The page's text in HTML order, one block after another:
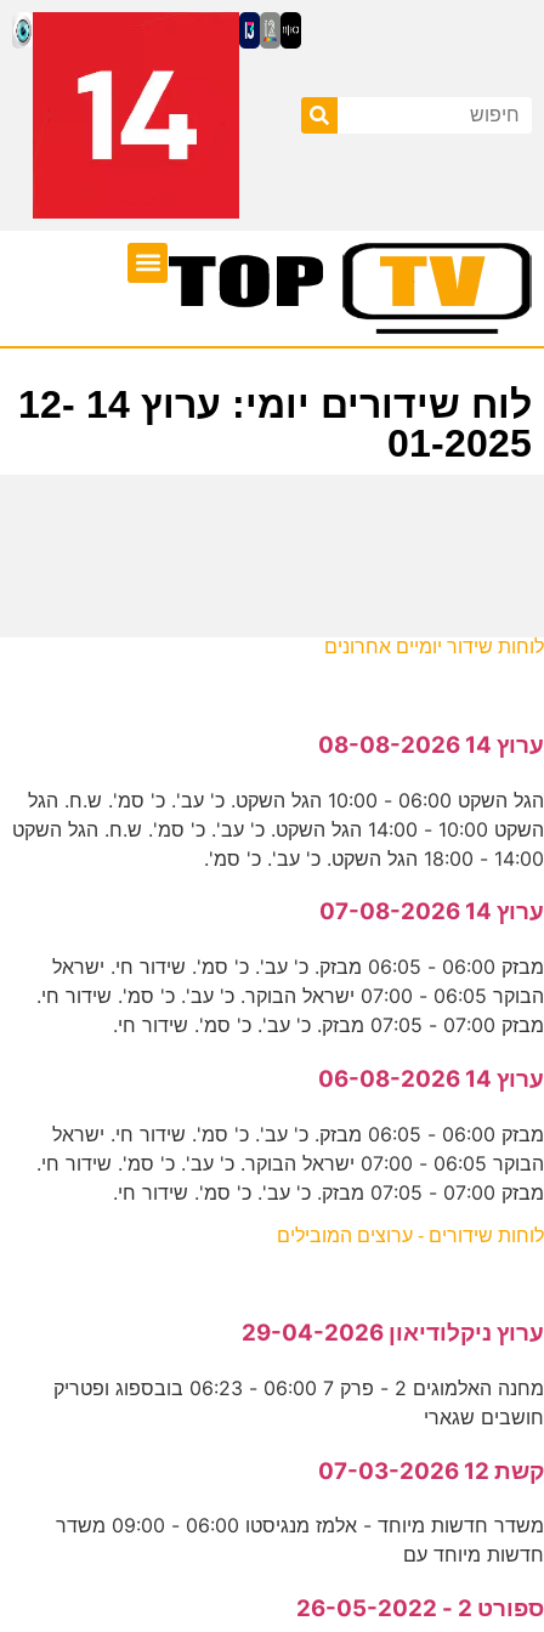
לוח שידורים יומי: ערוץ 14 12-
01-2025
לוחות שידור יומיים אחרונים
ערוץ 14 08-08-2026
הגל השקט 06:00 - 10:00 הגל השקט. כ' עב'. כ' סמ'. ש.ח. הגל
השקט 10:00 - 14:00 הגל השקט. כ' עב'. כ' סמ'. ש.ח. הגל השקט
14:00 - 18:00 הגל השקט. כ' עב'. כ' סמ'.
ערוץ 14 07-08-2026
מבזק 06:00 - 06:05 מבזק. כ' עב'. כ' סמ'. שידור חי. ישראל
הבוקר 06:05 - 07:00 ישראל הבוקר. כ' עב'. כ' סמ'. שידור חי.
מבזק 07:00 - 07:05 מבזק. כ' עב'. כ' סמ'. שידור חי.
ערוץ 14 06-08-2026
מבזק 06:00 - 06:05 מבזק. כ' עב'. כ' סמ'. שידור חי. ישראל
הבוקר 06:05 - 07:00 ישראל הבוקר. כ' עב'. כ' סמ'. שידור חי.
מבזק 07:00 - 07:05 מבזק. כ' עב'. כ' סמ'. שידור חי.
לוחות שידורים - ערוצים המובילים
ערוץ ניקלודיאון 29-04-2026
מחנה האלמוגים 2 - פרק 7 06:00 - 06:23 בובספוג ופטריק
חושבים שגארי
קשת 12 07-03-2026
משדר חדשות מיוחד - אלמז מנגיסטו 06:00 - 09:00 משדר
חדשות מיוחד עם
ספורט 2 - 26-05-2022